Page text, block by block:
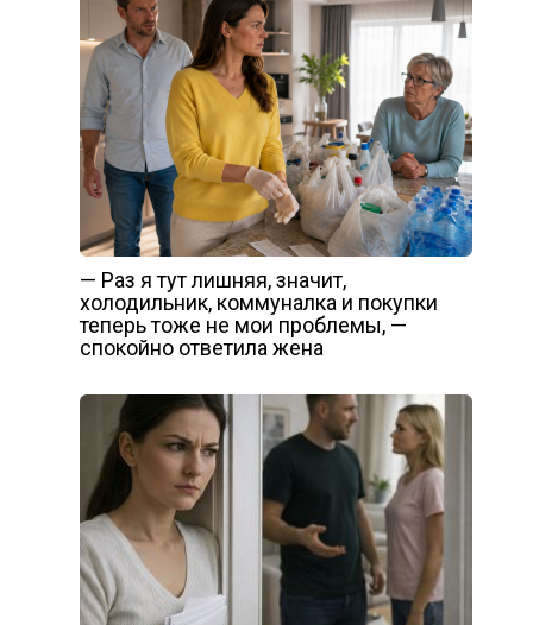
— Раз я тут лишняя, значит,
холодильник, коммуналка и покупки
теперь тоже не мои проблемы, —
спокойно ответила жена